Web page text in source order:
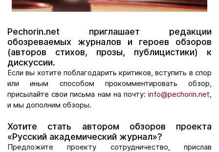
Pechorin.net приглашает редакции
обозреваемых журналов и героев обзоров
(авторов стихов, прозы, публицистики) к
дискуссии.
Если вы хотите поблагодарить критиков, вступить в спор
или иным способом прокомментировать обзор,
присылайте свои письма нам на почту: info@pechorin.net
и мы дополним обзоры.
Хотите стать автором обзоров проекта
«Русский академический журнал»?
Предложите проекту сотрудничество, прислав